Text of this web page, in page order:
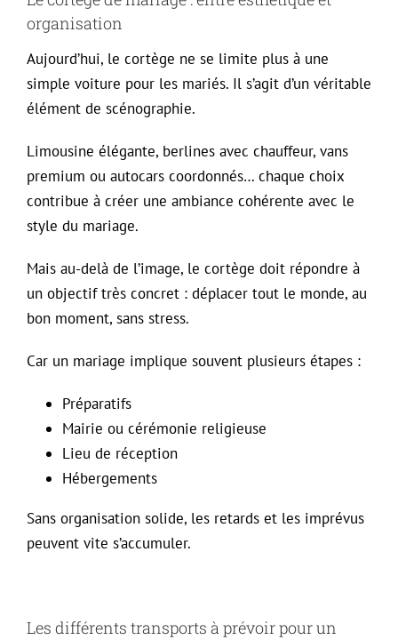
organisation
Aujourd’hui, le cortège ne se limite plus à une
simple voiture pour les mariés. Il s’agit d’un véritable
élément de scénographie.
Limousine élégante, berlines avec chauffeur, vans
premium ou autocars coordonnés… chaque choix
contribue à créer une ambiance cohérente avec le
style du mariage.
Mais au-delà de l’image, le cortège doit répondre à
un objectif très concret : déplacer tout le monde, au
bon moment, sans stress.
Car un mariage implique souvent plusieurs étapes :
Préparatifs
Mairie ou cérémonie religieuse
Lieu de réception
Hébergements
Sans organisation solide, les retards et les imprévus
peuvent vite s’accumuler.
Les différents transports à prévoir pour un